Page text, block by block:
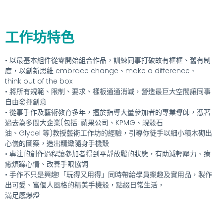
工作坊特色
• 以最基本組件從零開始組合作品，訓練同事打破故有框框、舊有制
度，以創新思維 embrace change、make a difference、
think out of the box
• 將所有規範、限制、要求、樣板通通消滅，營造最巨大空間讓同事
自由發揮創意
• 從事手作及藝術教育多年，擅於指導大量參加者的專業導師，憑著
過去為多間大企業(包括: 蘋果公司、KPMG、蜆殼石
油、Glycel 等)教授藝術工作坊的經驗，引導你徒手以細小積木砌出
心儀的圖案，造出精緻隨身手機殼
• 專注的創作過程讓參加者得到平靜放鬆的狀態，有助減輕壓力、療
癒煩躁心情、改善手眼協調
• 手作不只是興趣!「玩得又用得」同時帶給學員樂趣及實用品，製作
出可愛、富個人風格的精美手機殼，點綴日常生活，
滿足感爆燈